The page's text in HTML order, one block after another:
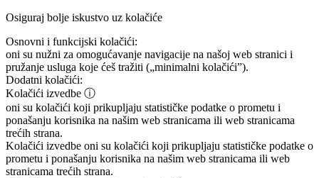
Osiguraj bolje iskustvo uz kolačiće
Osnovni i funkcijski kolačići:
oni su nužni za omogućavanje navigacije na našoj web stranici i
pružanje usluga koje ćeš tražiti („minimalni kolačići”).
Dodatni kolačići:
Kolačići izvedbe ⓘ
oni su kolačići koji prikupljaju statističke podatke o prometu i
ponašanju korisnika na našim web stranicama ili web stranicama
trećih strana.
Kolačići izvedbe oni su kolačići koji prikupljaju statističke podatke o
prometu i ponašanju korisnika na našim web stranicama ili web
stranicama trećih strana.